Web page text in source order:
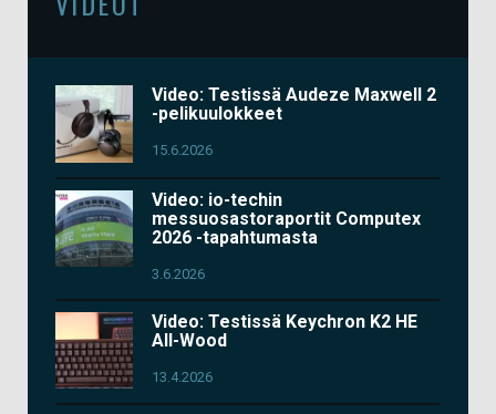
Video: Testissä Audeze Maxwell 2
-pelikuulokkeet
15.6.2026
Video: io-techin
messuosastoraportit Computex
2026 -tapahtumasta
3.6.2026
Video: Testissä Keychron K2 HE
All-Wood
13.4.2026